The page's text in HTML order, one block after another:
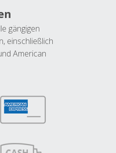
gängigen
einschließlich
American